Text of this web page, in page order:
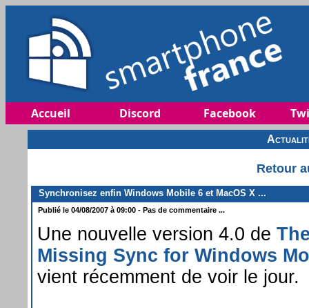
Accueil Discord Facebook
Retour
Synchronisez enfin Windows Mobile 6 et MacOS X ...
Publié le 04/08/2007 à 09:00 - Pas de commentaire ...
Une nouvelle version 4.0 de
Missing Sync for Windows
vient récemment de voir le jour.